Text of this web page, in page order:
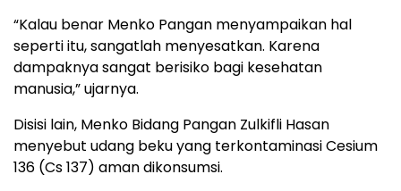
“Kalau benar Menko Pangan menyampaikan hal
seperti itu, sangatlah menyesatkan. Karena
dampaknya sangat berisiko bagi kesehatan
manusia,” ujarnya.
Disisi lain, Menko Bidang Pangan Zulkifli Hasan
menyebut udang beku yang terkontaminasi Cesium
136 (Cs 137) aman dikonsumsi.